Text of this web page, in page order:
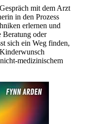
mit dem Arzt
in den Prozess
erlernen und
Beratung oder
sich ein Weg finden,
medizinischem